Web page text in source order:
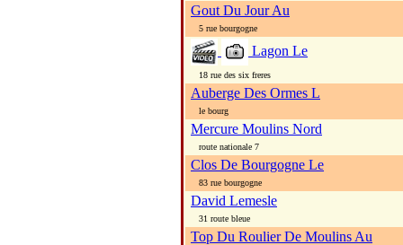
Gout Du Jour Au
5 rue bourgogne
Lagon Le
18 rue des six freres
Auberge Des Ormes L
le bourg
Mercure Moulins Nord
route nationale 7
Clos De Bourgogne Le
83 rue bourgogne
David Lemesle
31 route bleue
Top Du Roulier De Moulins Au